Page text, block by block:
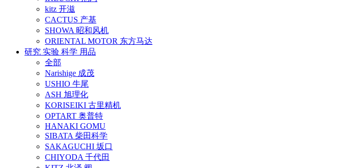
kitz 开滋
CACTUS 产基
SHOWA 昭和风机
ORIENTAL MOTOR 东方马达
研究 实验 科学 用品
全部
Narishige 成茂
USHIO 牛尾
ASH 旭理化
KORISEIKI 古里精机
OPTART 奥普特
HANAKI GOMU
SIBATA 柴田科学
SAKAGUCHI 坂口
CHIYODA 千代田